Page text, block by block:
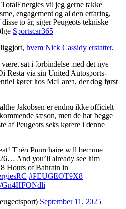
vil jeg gerne takke
engagement og al den erfaring,
to år, siger Peugeots tekniske
Sportscar365.
hvem Nick Cassidy erstatter.
sat i forbindelse med det nye
Resta via sin United Autosports-
kører hos McLaren, der dog først
Jakobsen er endnu ikke officielt
sæson, men de har begge
af Peugeots seks kørere i denne
Théo Pourchaire will become
And you’ll already see him
Hours of Bahrain in
#PEUGEOT9X8
Gn4HFONdli
September 11, 2025